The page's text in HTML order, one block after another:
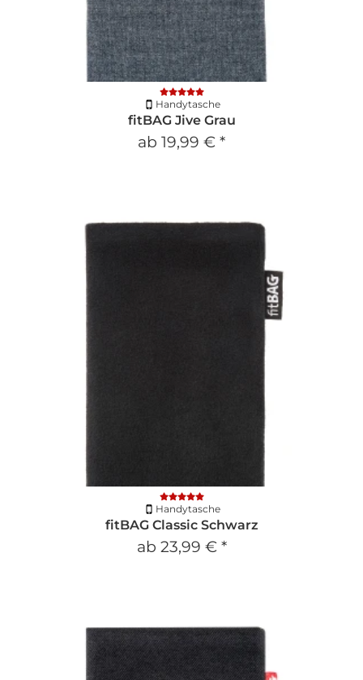
Handytasche
fitBAG Jive Grau
ab 19,99 € *
Handytasche
fitBAG Classic Schwarz
ab 23,99 € *